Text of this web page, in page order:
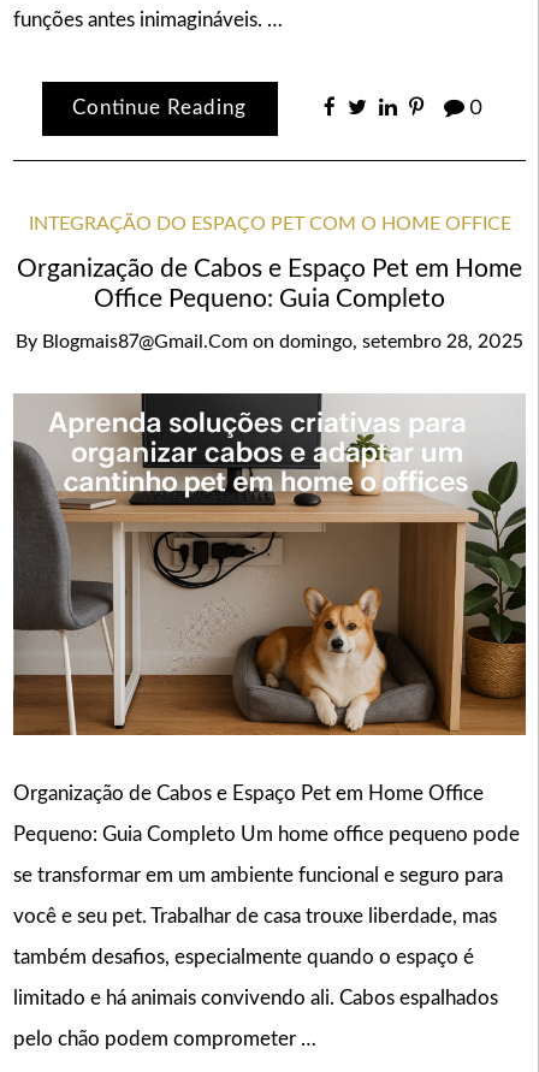
funções antes inimagináveis. …
Continue Reading 0
INTEGRAÇÃO DO ESPAÇO PET COM O HOME OFFICE
Organização de Cabos e Espaço Pet em Home
Office Pequeno: Guia Completo
By Blogmais87@gmail.com on domingo, setembro 28, 2025
Organização de Cabos e Espaço Pet em Home Office
Pequeno: Guia Completo Um home office pequeno pode
se transformar em um ambiente funcional e seguro para
você e seu pet. Trabalhar de casa trouxe liberdade, mas
também desafios, especialmente quando o espaço é
limitado e há animais convivendo ali. Cabos espalhados
pelo chão podem comprometer …